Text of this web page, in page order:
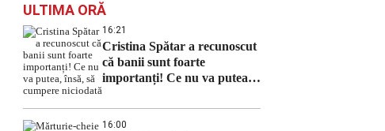
ULTIMA ORĂ
16:21
Cristina Spătar a recunoscut
că banii sunt foarte
importanți! Ce nu va putea,
16:00